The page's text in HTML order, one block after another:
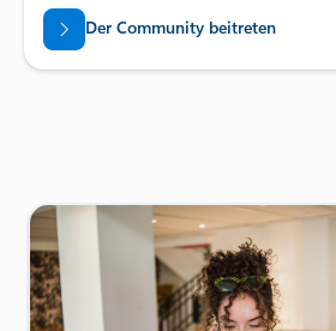
Der Community beitreten